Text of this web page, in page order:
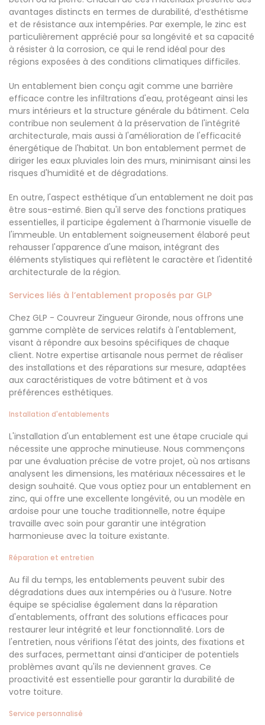
avantages distincts en termes de durabilité, d’esthétisme
et de résistance aux intempéries. Par exemple, le zinc est
particulièrement apprécié pour sa longévité et sa capacité
à résister à la corrosion, ce qui le rend idéal pour des
régions exposées à des conditions climatiques difficiles.
Un entablement bien conçu agit comme une barrière
efficace contre les infiltrations d'eau, protégeant ainsi les
murs intérieurs et la structure générale du bâtiment. Cela
contribue non seulement à la préservation de l'intégrité
architecturale, mais aussi à l'amélioration de l'efficacité
énergétique de l'habitat. Un bon entablement permet de
diriger les eaux pluviales loin des murs, minimisant ainsi les
risques d'humidité et de dégradations.
En outre, l'aspect esthétique d'un entablement ne doit pas
être sous-estimé. Bien qu'il serve des fonctions pratiques
essentielles, il participe également à l'harmonie visuelle de
l'immeuble. Un entablement soigneusement élaboré peut
rehausser l'apparence d'une maison, intégrant des
éléments stylistiques qui reflètent le caractère et l'identité
architecturale de la région.
Services liés à l’entablement proposés par GLP
Chez GLP - Couvreur Zingueur Gironde, nous offrons une
gamme complète de services relatifs à l'entablement,
visant à répondre aux besoins spécifiques de chaque
client. Notre expertise artisanale nous permet de réaliser
des installations et des réparations sur mesure, adaptées
aux caractéristiques de votre bâtiment et à vos
préférences esthétiques.
Installation d'entablements
L'installation d'un entablement est une étape cruciale qui
nécessite une approche minutieuse. Nous commençons
par une évaluation précise de votre projet, où nos artisans
analysent les dimensions, les matériaux nécessaires et le
design souhaité. Que vous optiez pour un entablement en
zinc, qui offre une excellente longévité, ou un modèle en
ardoise pour une touche traditionnelle, notre équipe
travaille avec soin pour garantir une intégration
harmonieuse avec la toiture existante.
Réparation et entretien
Au fil du temps, les entablements peuvent subir des
dégradations dues aux intempéries ou à l’usure. Notre
équipe se spécialise également dans la réparation
d'entablements, offrant des solutions efficaces pour
restaurer leur intégrité et leur fonctionnalité. Lors de
l'entretien, nous vérifions l'état des joints, des fixations et
des surfaces, permettant ainsi d’anticiper de potentiels
problèmes avant qu'ils ne deviennent graves. Ce
proactivité est essentielle pour garantir la durabilité de
votre toiture.
Service personnalisé